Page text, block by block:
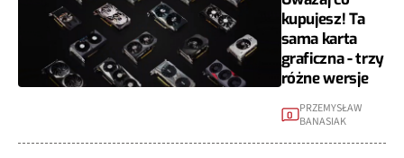
kupujesz! Ta
sama karta
graficzna - trzy
różne wersje
0 PRZEMYSŁAW
BANASIAK